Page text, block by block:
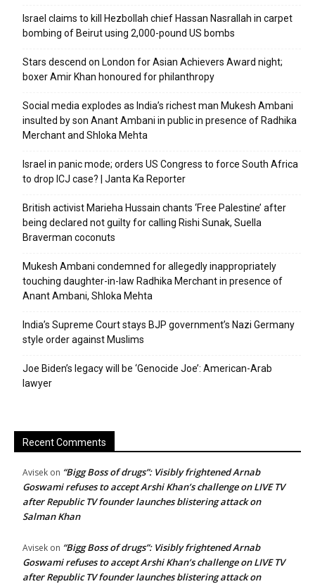
Israel claims to kill Hezbollah chief Hassan Nasrallah in carpet
bombing of Beirut using 2,000-pound US bombs
Stars descend on London for Asian Achievers Award night;
boxer Amir Khan honoured for philanthropy
Social media explodes as India’s richest man Mukesh Ambani
insulted by son Anant Ambani in public in presence of Radhika
Merchant and Shloka Mehta
Israel in panic mode; orders US Congress to force South Africa
to drop ICJ case? | Janta Ka Reporter
British activist Marieha Hussain chants ‘Free Palestine’ after
being declared not guilty for calling Rishi Sunak, Suella
Braverman coconuts
Mukesh Ambani condemned for allegedly inappropriately
touching daughter-in-law Radhika Merchant in presence of
Anant Ambani, Shloka Mehta
India’s Supreme Court stays BJP government’s Nazi Germany
style order against Muslims
Joe Biden’s legacy will be ‘Genocide Joe’: American-Arab
lawyer
Recent Comments
Avisek on “Bigg Boss of drugs”: Visibly frightened Arnab
Goswami refuses to accept Arshi Khan’s challenge on LIVE TV
after Republic TV founder launches blistering attack on
Salman Khan
Avisek on “Bigg Boss of drugs”: Visibly frightened Arnab
Goswami refuses to accept Arshi Khan’s challenge on LIVE TV
after Republic TV founder launches blistering attack on